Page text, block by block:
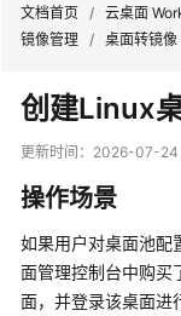
最
新
动
务
公
告
文档首页 / 云桌面
镜像管理 / 桌面转镜像
创建Linux
更新时间： 2026-07-24
操作场景
如果用户对桌面池配
面管理控制台中购买
面，并登录该桌面进